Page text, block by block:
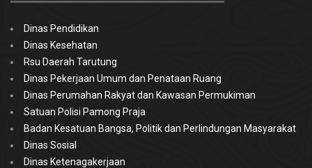
Dinas Pendidikan
Dinas Kesehatan
Rsu Daerah Tarutung
Dinas Pekerjaan Umum dan Penataan Ruang
Dinas Perumahan Rakyat dan Kawasan Permukiman
Satuan Polisi Pamong Praja
Badan Kesatuan Bangsa, Politik dan Perlindungan Masyarakat
Dinas Sosial
Dinas Ketenagakerjaan